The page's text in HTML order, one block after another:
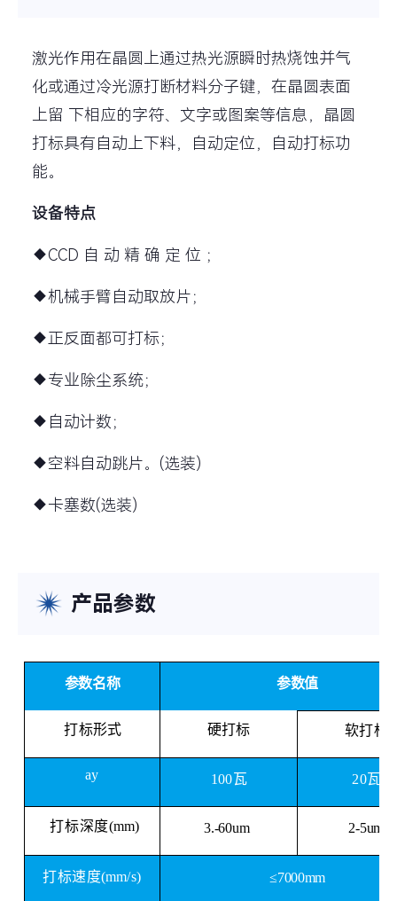
激光作用在晶圆上通过热光源瞬时热烧蚀并气
化或通过冷光源打断材料分子键，在晶圆表面
上留 下相应的字符、文字或图案等信息，晶圆
打标具有自动上下料，自动定位，自动打标功
能。
设备特点
◆CCD 自 动 精 确 定 位 ；
◆机械手臂自动取放片；
◆正反面都可打标；
◆专业除尘系统；
◆自动计数；
◆空料自动跳片。(选装)
◆卡塞数(选装)
产品参数
参数名称 参数值
打标形式 硬打标 软打标
ay 100瓦 20瓦
打标深度(mm) 3.-60um 2-5um
打标速度(mm/s) ≤7000mm